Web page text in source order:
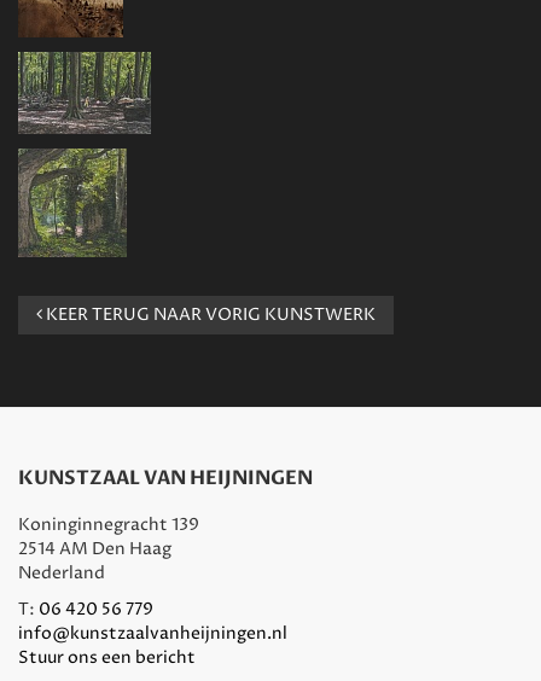
KEER TERUG NAAR VORIG KUNSTWERK
KUNSTZAAL VAN HEIJNINGEN
Koninginnegracht 139
2514 AM Den Haag
Nederland
T: 06 420 56 779
info@kunstzaalvanheijningen.nl
Stuur ons een bericht